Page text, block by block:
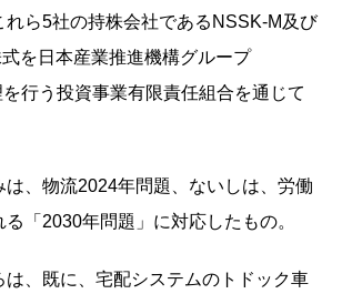
れら5社の持株会社であるNSSK-M及び
を日本産業推進機構グループ
を行う投資事業有限責任組合を通じて
、物流2024年問題、ないしは、労働
「2030年問題」に対応したもの。
は、既に、宅配システムのトドック車